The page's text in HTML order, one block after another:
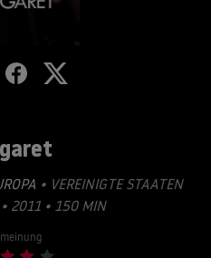
• VEREINIGTE STAATEN
2011 • 150 MIN